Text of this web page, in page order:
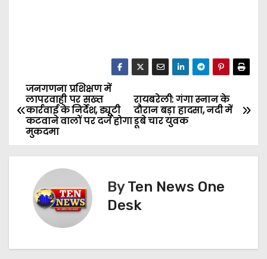
P
o
v
रायबरेली: गंगा स्नान के
दौरान बड़ा हादसा, नदी में
डूबे चार युवक
जनगणना प्रशिक्षण में
लापरवाही पर सख्त
कार्रवाई के निर्देश, ड्यूटी
कटवाने वालों पर दर्ज होगा
मुकदमा
ByTen News One
Desk